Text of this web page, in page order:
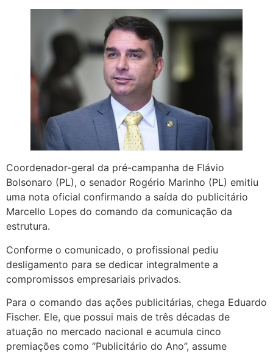
Coordenador-geral da pré-campanha de Flávio
Bolsonaro (PL), o senador Rogério Marinho (PL) emitiu
uma nota oficial confirmando a saída do publicitário
Marcello Lopes do comando da comunicação da
estrutura.
Conforme o comunicado, o profissional pediu
desligamento para se dedicar integralmente a
compromissos empresariais privados.
Para o comando das ações publicitárias, chega Eduardo
Fischer. Ele, que possui mais de três décadas de
atuação no mercado nacional e acumula cinco
premiações como “Publicitário do Ano”, assume